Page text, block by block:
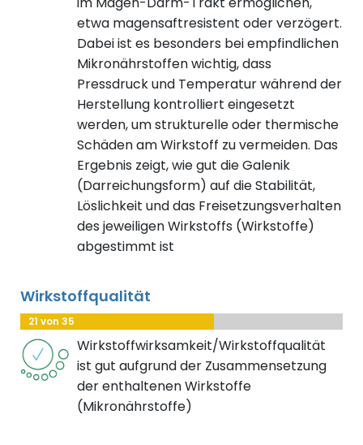
etwa magensaftresistent oder verzögert.
Dabei ist es besonders bei empfindlichen
Mikronährstoffen wichtig, dass
Pressdruck und Temperatur während der
Herstellung kontrolliert eingesetzt
werden, um strukturelle oder thermische
Schäden am Wirkstoff zu vermeiden. Das
Ergebnis zeigt, wie gut die Galenik
(Darreichungsform) auf die Stabilität,
Löslichkeit und das Freisetzungsverhalten
des jeweiligen Wirkstoffs (Wirkstoffe)
abgestimmt ist
Wirkstoffqualität
21 von 35
Wirkstoffwirksamkeit/Wirkstoffqualität
ist gut aufgrund der Zusammensetzung
der enthaltenen Wirkstoffe
(Mikronährstoffe)